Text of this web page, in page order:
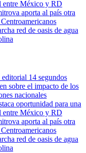
entre México y RD
aporta al país otra
red de oasis de agua
14 segundos
sobre el impacto de los
nacionales
oportunidad para una
entre México y RD
aporta al país otra
red de oasis de agua